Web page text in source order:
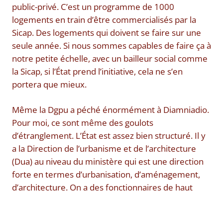
public-privé. C’est un programme de 1000
logements en train d’être commercialisés par la
Sicap. Des logements qui doivent se faire sur une
seule année. Si nous sommes capables de faire ça à
notre petite échelle, avec un bailleur social comme
la Sicap, si l’État prend l’initiative, cela ne s’en
portera que mieux.
Même la Dgpu a péché énormément à Diamniadio.
Pour moi, ce sont même des goulots
d’étranglement. L’État est assez bien structuré. Il y
a la Direction de l’urbanisme et de l’architecture
(Dua) au niveau du ministère qui est une direction
forte en termes d’urbanisation, d’aménagement,
d’architecture. On a des fonctionnaires de haut